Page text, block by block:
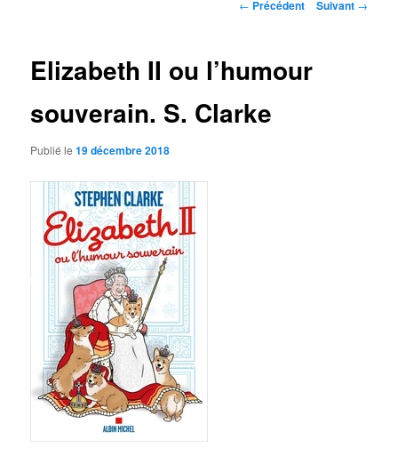
← Précédent Suivant →
Elizabeth II ou l’humour
souverain. S. Clarke
Publié le19 décembre 2018